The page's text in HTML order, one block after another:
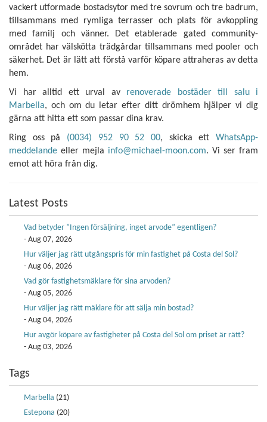
vackert utformade bostadsytor med tre sovrum och tre badrum,
tillsammans med rymliga terrasser och plats för avkoppling
med familj och vänner. Det etablerade gated community-
området har välskötta trädgårdar tillsammans med pooler och
säkerhet. Det är lätt att förstå varför köpare attraheras av detta
hem.
Vi har alltid ett urval av renoverade bostäder till salu i
Marbella, och om du letar efter ditt drömhem hjälper vi dig
gärna att hitta ett som passar dina krav.
Ring oss på (0034) 952 90 52 00, skicka ettWhatsApp-
meddelande eller mejla info@michael-moon.com. Vi ser fram
emot att höra från dig.
Latest Posts
Vad betyder ”Ingen försäljning, inget arvode” egentligen?
- Aug 07, 2026
Hur väljer jag rätt utgångspris för min fastighet på Costa del Sol?
- Aug 06, 2026
Vad gör fastighetsmäklare för sina arvoden?
- Aug 05, 2026
Hur väljer jag rätt mäklare för att sälja min bostad?
- Aug 04, 2026
Hur avgör köpare av fastigheter på Costa del Sol om priset är rätt?
- Aug 03, 2026
Tags
Marbella (21)
Estepona (20)